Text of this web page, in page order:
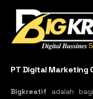
PT Digital Marketing
Bigkreatif adalah